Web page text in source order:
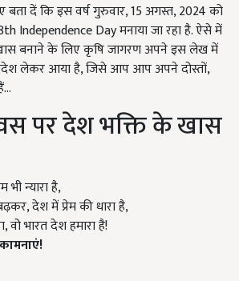
दें कि इस वर्ष गुरुवार, 15 अगस्त, 2024 को
Independence Day मनाया जा रहा है. ऐसे में
बनाने के लिए कृषि जागरण अपने इस लेख में
लेकर आया है, जिसे आप आप अपने दोस्तों,
पर देश भक्ति के खास
न्यारा है,
देश में प्रेम की धारा है,
वो भारत देश हमारा है!